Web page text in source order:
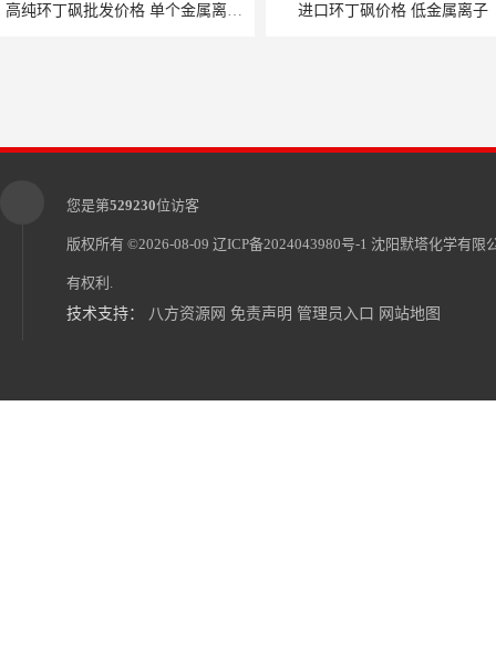
高纯环丁砜批发价格 单个金属离子＜5ppb 进口环丁砜价格 低金属离子
电子级环丁砜1126 金属离子总数＜20ppb
您是第529230位访客
版权所有 ©2026-08-09 辽ICP备2024043980号-1 沈阳默塔化学有限
有权利.
技术支持： 八方资源网 免责声明 管理员入口 网站地图